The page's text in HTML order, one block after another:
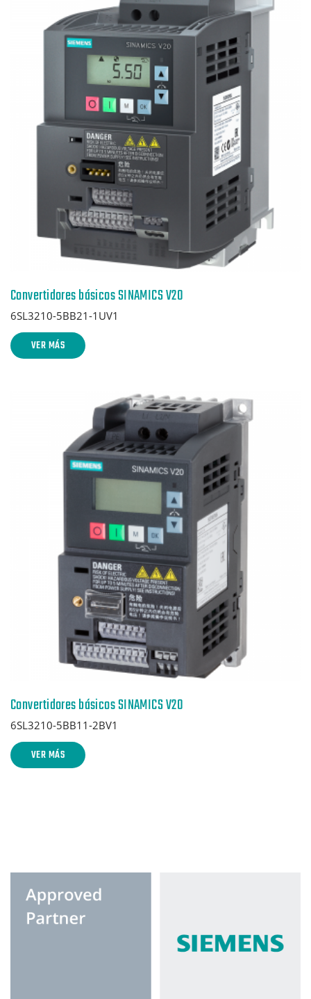
Convertidores básicos SINAMICS V20
6SL3210-5BB21-1UV1
VER MÁS
Convertidores básicos SINAMICS V20
6SL3210-5BB11-2BV1
VER MÁS